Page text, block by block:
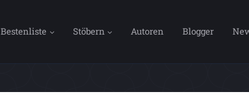
Bestenliste Stöbern Autoren Blogger